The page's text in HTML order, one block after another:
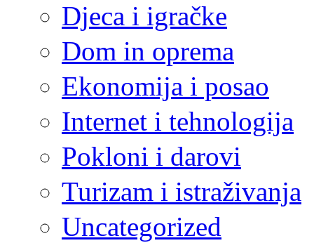
Djeca i igračke
Dom in oprema
Ekonomija i posao
Internet i tehnologija
Pokloni i darovi
Turizam i istraživanja
Uncategorized